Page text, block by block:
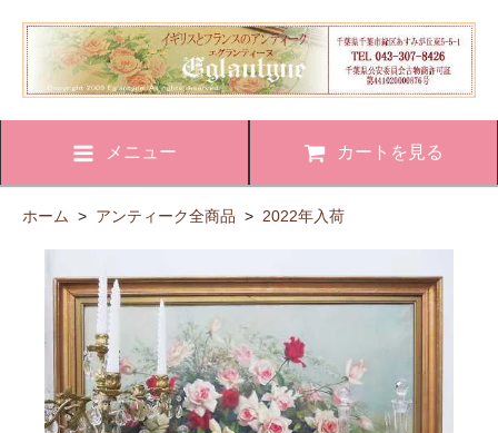
メニュー カートを見る
ホーム > アンティーク全商品 > 2022年入荷